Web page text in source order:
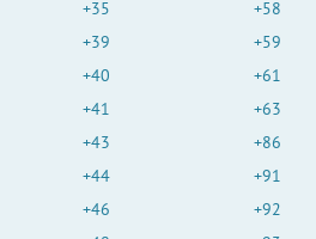
+35
+39
+40
+41
+43
+44
+46
+58
+59
+61
+63
+86
+91
+92